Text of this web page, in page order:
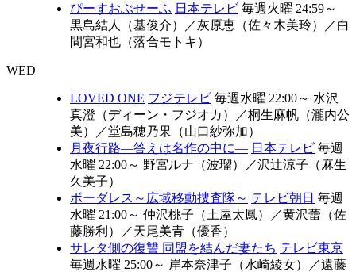
ぴーすおぶせーふ 日本テレビ 毎週火曜 24:59～
黒島結人（基俊介）
／灰原恵（佐々木美玲） ／白
間宮和也（落合モトキ）
WED
LOVED ONE フジテレビ 毎週水曜 22:00～ 水沢
真澄（ディーン・フジオカ）
／桐生麻帆（瀧内公
美）
／堂島穂乃果（山口紗弥加）
月夜行路―答えは名作の中に― 日本テレビ 毎週
水曜 22:00～ 野宮ルナ（波瑠） ／沢辻涼子（麻生
久美子）
ボーダレス～広域移動捜査隊～ テレビ朝日 毎週
水曜 21:00～ 仲沢桃子（土屋太鳳） ／黄沢蕾（佐
藤勝利）
／天尾美青（優香）
サレタ側の復讐 同盟を結んだ妻たち テレビ東京
毎週水曜 25:00～ 岸本奈津子（水崎綾女） ／遠藤